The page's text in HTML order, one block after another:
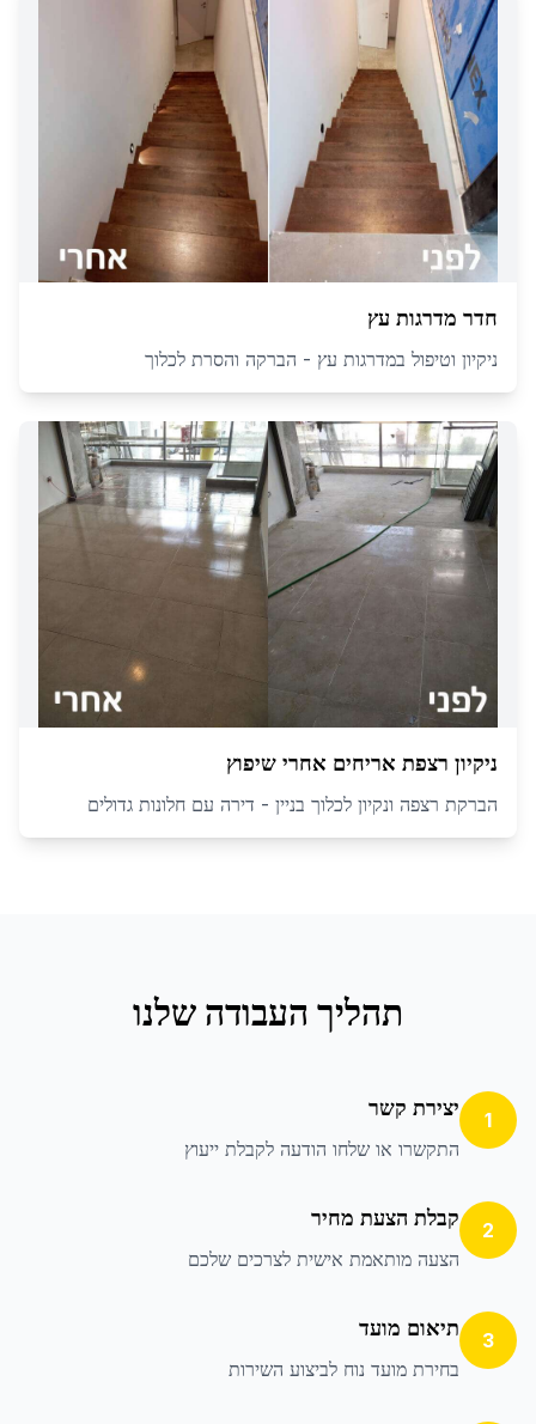
חדר מדרגות עץ
ניקיון וטיפול במדרגות עץ - הברקה והסרת לכלוך
ניקיון רצפת אריחים אחרי שיפוץ
הברקת רצפה ונקיון לכלוך בניין - דירה עם חלונות גדולים
תהליך העבודה שלנו
1 יצירת קשר
התקשרו או שלחו הודעה לקבלת ייעוץ
2 קבלת הצעת מחיר
הצעה מותאמת אישית לצרכים שלכם
3 תיאום מועד
בחירת מועד נוח לביצוע השירות